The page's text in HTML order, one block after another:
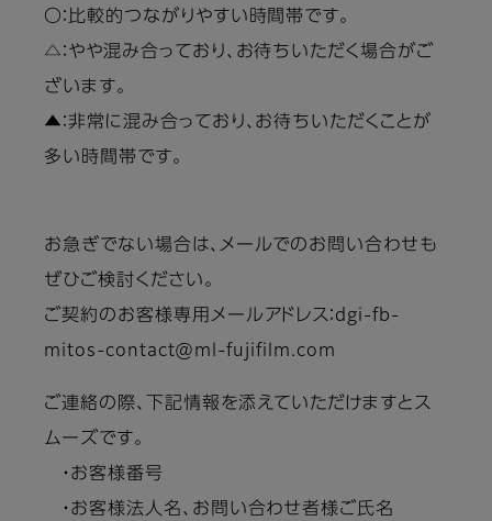
〇：比較的つながりやすい時間帯です。
△：やや混み合っており、お待ちいただく場合がご
ざいます。
▲：非常に混み合っており、お待ちいただくことが
多い時間帯です。
お急ぎでない場合は、メールでのお問い合わせも
ぜひご検討ください。
ご契約のお客様専用メールアドレス：dgi-fb-
mitos-contact@ml-fujifilm.com
ご連絡の際、下記情報を添えていただけますとス
ムーズです。
・お客様番号
・お客様法人名、お問い合わせ者様ご氏名